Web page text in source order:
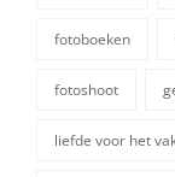
fotoboeken
fotoshoot
liefde voor het